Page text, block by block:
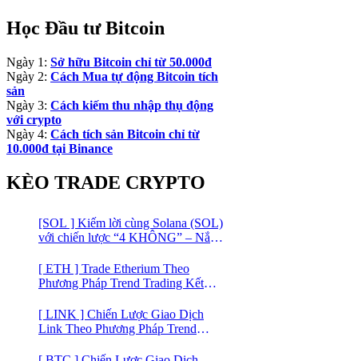
Học Đầu tư Bitcoin
Ngày 1: Sở hữu Bitcoin chỉ từ 50.000đ
Ngày 2: Cách Mua tự động Bitcoin tích
sản
Ngày 3: Cách kiếm thu nhập thụ động
với crypto
Ngày 4: Cách tích sản Bitcoin chỉ từ
10.000đ tại Binance
KÈO TRADE CRYPTO
[SOL ] Kiếm lời cùng Solana (SOL)
với chiến lược “4 KHÔNG” – Nắm
lý
[ ETH ] Trade Etherium Theo
Phương Pháp Trend Trading Kết
[ LINK ] Chiến Lược Giao Dịch
Link Theo Phương Pháp Trend